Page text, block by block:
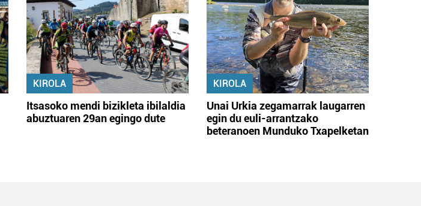
KIROLA
Itsasoko mendi bizikleta ibilaldia
abuztuaren 29an egingo dute
KIROLA
Unai Urkia zegamarrak laugarren
egin du euli-arrantzako
beteranoen Munduko Txapelketan